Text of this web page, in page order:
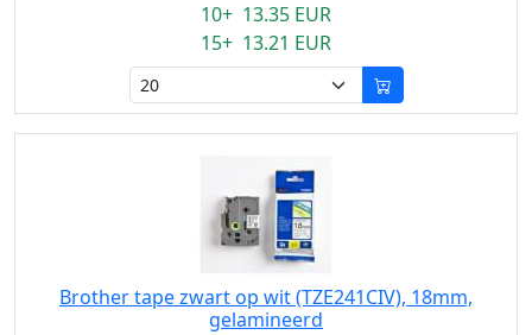
10+ 13.35 EUR
15+ 13.21 EUR
Brother tape zwart op wit (TZE241CIV), 18mm,
gelamineerd